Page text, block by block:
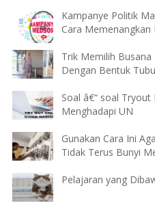
Kampanye Politik
Cara
Trik Memilih Busana
Dengan Bentuk
Soal â€“ soal
Menghadapi UN
Gunakan Cara Ini
Tidak Terus Bunyi
Pelajaran yang